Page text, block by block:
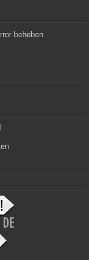
beheben